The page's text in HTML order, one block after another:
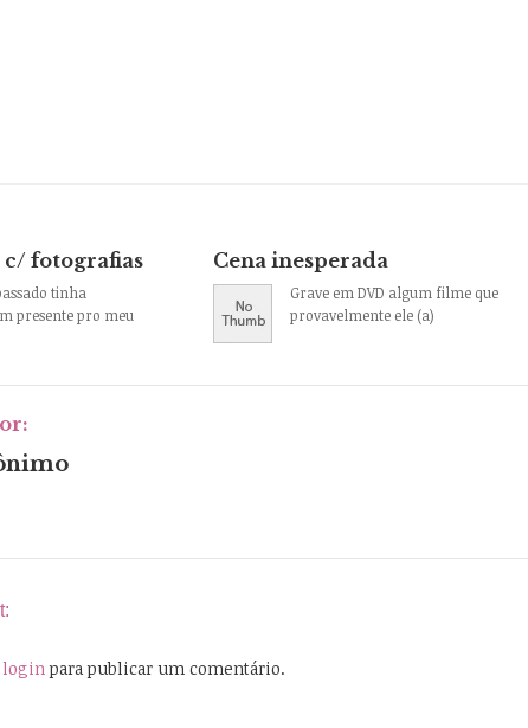
c/ fotografias
tinha
presente pro meu
Cena inesperada
Grave em DVD algum filme que
provavelmente ele (a)
login para publicar um comentário.